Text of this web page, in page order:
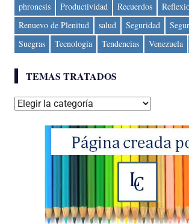
phronesis
Productividad Recuerdos
Renuevo de Plenitud
salud Seguridad
Suegras
Tecnología Tendencias Venezuela
TEMAS TRATADOS
Temas